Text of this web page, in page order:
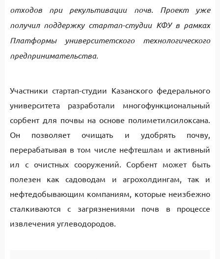
отходов при рекультивации почв. Проект уже
получил поддержку стартап-студии КФУ в рамках
Платформы университетского технологического
предпринимательства.
Участники стартап-студии Казанского федерального
университета разработали многофункциональный
сорбент для почвы на основе полиметилсилоксана.
Он позволяет очищать и удобрять почву,
перерабатывая в том числе нефтешлам и активный
ил с очистных сооружений. Сорбент может быть
полезен как садоводам и агрохолдингам, так и
нефтедобывающим компаниям, которые неизбежно
сталкиваются с загрязнениями почв в процессе
извлечения углеводородов.